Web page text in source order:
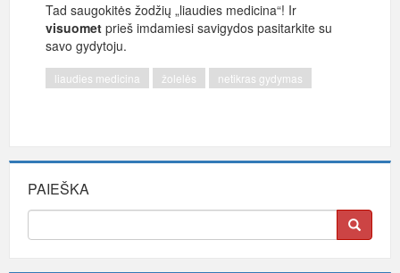
Tad saugokitės žodžių „liaudies medicina“! Ir
visuomet prieš imdamiesi savigydos pasitarkite su
savo gydytoju.
liaudies medicina žolelės netikras gydymas
PAIEŠKA